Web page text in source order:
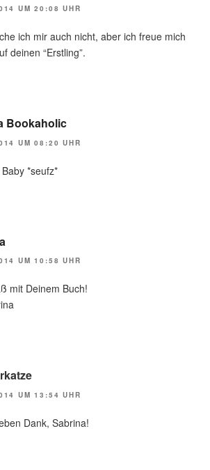
UM 20:08 UHR
ich mir auch nicht, aber ich freue mich
deinen “Erstling”.
Bookaholic
UM 08:20 UHR
*seufz*
UM 10:58 UHR
mit Deinem Buch!
UM 13:54 UHR
Dank, Sabrina!